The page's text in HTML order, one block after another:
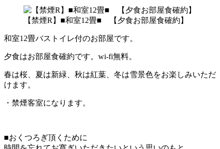
【禁煙R】■和室12畳■ 【夕食お部屋食確約】
和室12畳バストイレ付のお部屋です。
夕食はお部屋食確約です。wi-fi無料。
春は桜、夏は新緑、秋は紅葉、冬は雪景色をお楽しみいただ
けます。
・禁煙客室になります。
■おくつろぎ頂くために